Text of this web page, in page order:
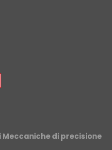
di precisione